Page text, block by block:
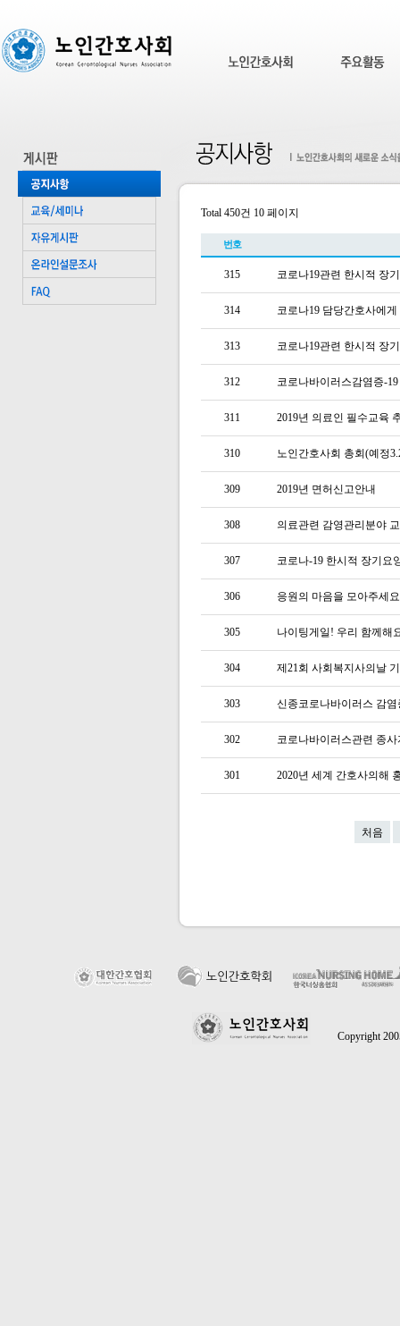
Total 450건 10 페이지
번호
315 코로나19관련 한시적 장
314 코로나19 담당간호사에
313 코로나19관련 한시적 장
312 코로나바이러스감염증-
311 2019년 의료인 필수교육
310 노인간호사회 총회(예정
309 2019년 면허신고안내
308 의료관련 감영관리분야
307 코로나-19 한시적 장기요
306 응원의 마음을 모아주세
305 나이팅게일! 우리 함께해
304 제21회 사회복지사의날
303 신종코로나바이러스 감
302 코로나바이러스관련 종
301 2020년 세계 간호사의해
처음
Copyright